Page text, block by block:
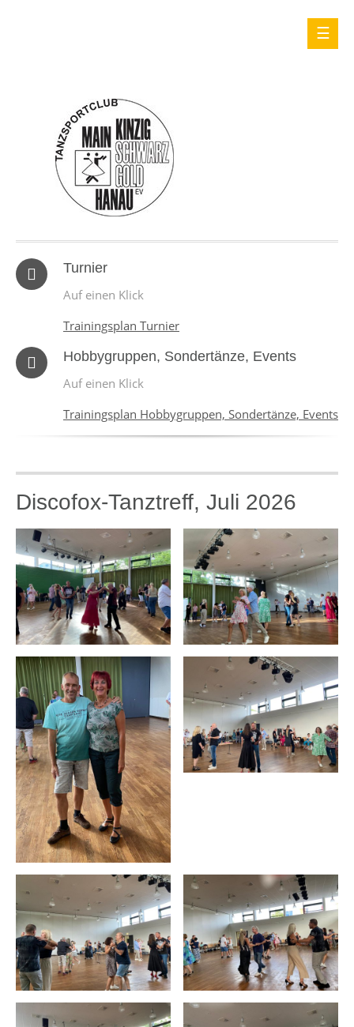
Turnier
Auf einen Klick
Trainingsplan Turnier
Hobbygruppen, Sondertänze, Events
Auf einen Klick
Trainingsplan Hobbygruppen, Sondertänze, Events
Discofox-Tanztreff, Juli 2026